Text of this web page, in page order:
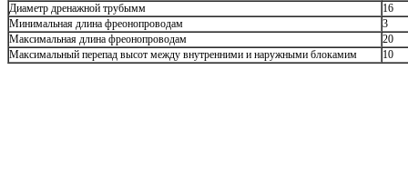
Диаметр дренажной трубымм
16
Минимальная длина фреонопроводам
3
Максимальная длина фреонопроводам
20
Максимальный перепад высот между внутренними и наружными блокамим
10